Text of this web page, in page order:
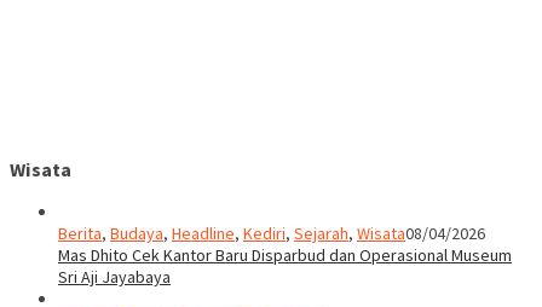
Wisata
Berita, Budaya, Headline, Kediri, Sejarah, Wisata08/04/2026
Mas Dhito Cek Kantor Baru Disparbud dan Operasional Museum
Sri Aji Jayabaya